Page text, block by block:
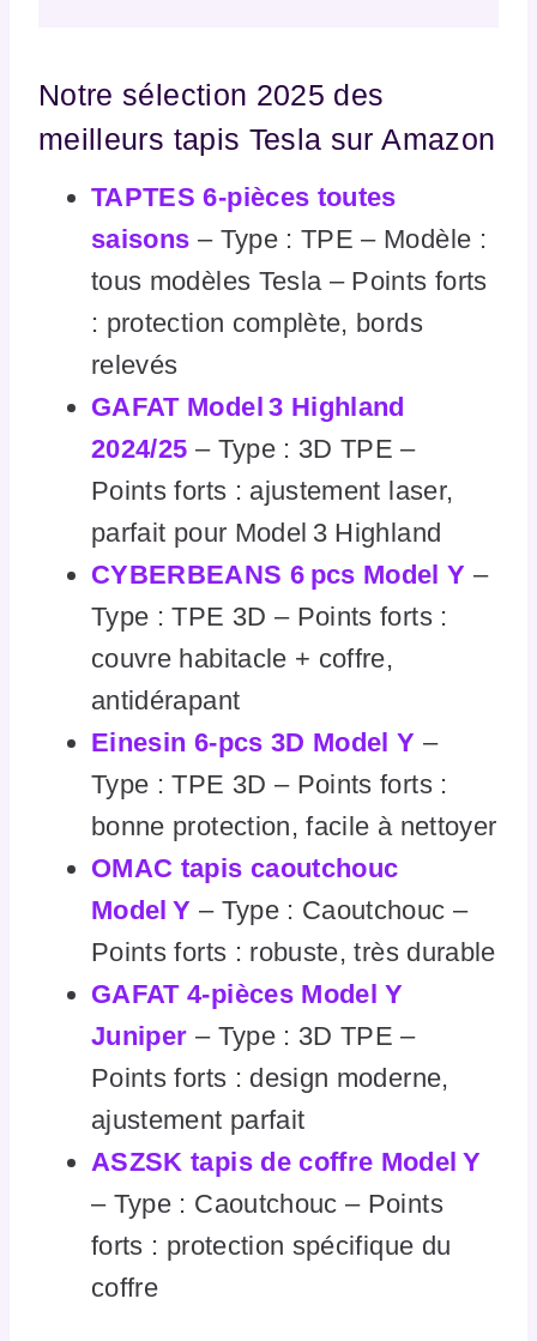
Notre sélection 2025 des
meilleurs tapis Tesla sur Amazon
TAPTES 6‑pièces toutes
saisons – Type : TPE – Modèle :
tous modèles Tesla – Points forts
: protection complète, bords
relevés
GAFAT Model 3 Highland
2024/25 – Type : 3D TPE –
Points forts : ajustement laser,
parfait pour Model 3 Highland
CYBERBEANS 6 pcs Model Y –
Type : TPE 3D – Points forts :
couvre habitacle + coffre,
antidérapant
Einesin 6‑pcs 3D Model Y –
Type : TPE 3D – Points forts :
bonne protection, facile à nettoyer
OMAC tapis caoutchouc
Model Y – Type : Caoutchouc –
Points forts : robuste, très durable
GAFAT 4‑pièces Model Y
Juniper – Type : 3D TPE –
Points forts : design moderne,
ajustement parfait
ASZSK tapis de coffre Model Y
– Type : Caoutchouc – Points
forts : protection spécifique du
coffre